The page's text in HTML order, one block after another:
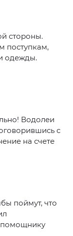
стороны.
поступкам,
одежды.
Водолеи
с
на счете
поймут, что
помощнику